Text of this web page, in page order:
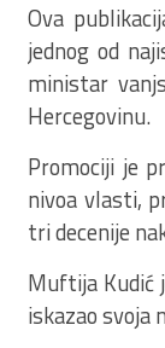
Ova
jednog od
ministar
Hercegovinu.
Promociji je
nivoa vlasti,
tri decenije
Muftija Kudić
iskazao svoja